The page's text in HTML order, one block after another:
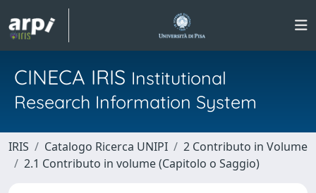
CINECA IRIS Institutional
Research Information System
IRIS Catalogo Ricerca UNIPI
2 Contributo in Volume
2.1 Contributo in volume (Capitolo o Saggio)